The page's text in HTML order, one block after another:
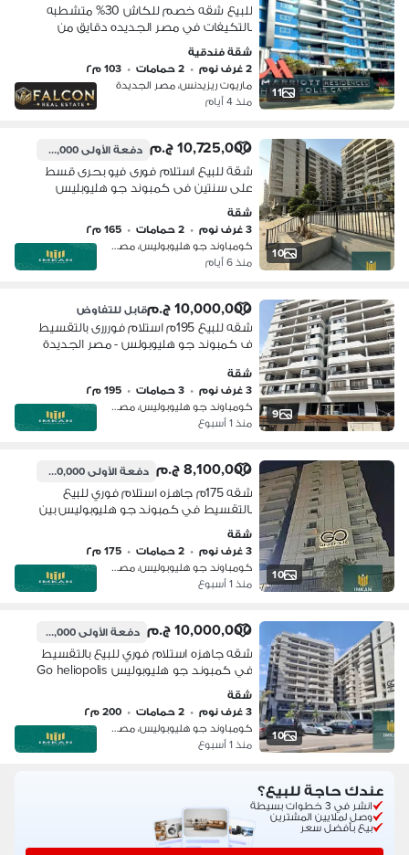
11
للبيع شقه خصم للكاش 30% متشطبه
بالتكيفات في مصر الجديده دقايق من
مدينه نصر علي طريق السويس باداره
فندق الماريوت Marroit
شقة فندقية
2 غرف نوم
• 2 حمامات • 103 م٢
ماريوت ريزيدنس، مصر الجديدة
منذ 4 أيام
10
10,725,000 ج.م دفعة الأولى2,145,000 ج.م
شقة للبيع استلام فورى فيو بحرى قسط
على سنتين فى كمبوند جو هليوبليس
heliopolis compound
شقة
3 غرف نوم
• 2 حمامات • 165 م٢
كومباوند جو هليوبوليس، مصر الجديدة
منذ 6 أيام
9
10,000,000 ج.م قابل للتفاوض
شقه للبيع 195م استلام فورررى بالتقسيط
ف كمبوند جو هليوبولس - مصر الجديدة
جوهليوبولس مدينة نصر
شقة
3 غرف نوم
• 3 حمامات • 195 م٢
كومباوند جو هليوبوليس، مصر الجديدة
منذ 1 أسبوع
10
8,100,000 ج.م دفعة الأولى2,000,000 ج.م
شقه 175م جاهزه استلام فوري للبيع
بالتقسيط في كمبوند جو هليوبوليس بين
مصر الجديده و مدينة نصر امام سيتي
ستارز
شقة
3 غرف نوم
• 2 حمامات • 175 م٢
كومباوند جو هليوبوليس، مصر الجديدة
منذ 1 أسبوع
10
10,000,000 ج.م دفعة الأولى2,500,000 ج.م
شقه جاهزه استلام فوري للبيع بالتقسيط
في كمبوند جو هليوبوليس Go heliopolis
بين مصر الجديده و مدينة نصر امام سيتي
ستارز
شقة
3 غرف نوم
• 2 حمامات • 200 م٢
كومباوند جو هليوبوليس، مصر الجديدة
منذ 1 أسبوع
عندك حاجة للبيع؟
انشر في 3 خطوات بسيطة
وصل لملايين المشترين
بيع بأفضل سعر